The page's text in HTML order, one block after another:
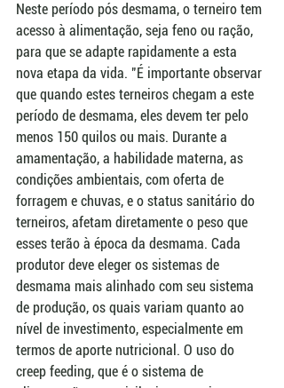
Neste período pós desmama, o terneiro tem
acesso à alimentação, seja feno ou ração,
para que se adapte rapidamente a esta
nova etapa da vida. "É importante observar
que quando estes terneiros chegam a este
período de desmama, eles devem ter pelo
menos 150 quilos ou mais. Durante a
amamentação, a habilidade materna, as
condições ambientais, com oferta de
forragem e chuvas, e o status sanitário do
terneiros, afetam diretamente o peso que
esses terão à época da desmama. Cada
produtor deve eleger os sistemas de
desmama mais alinhado com seu sistema
de produção, os quais variam quanto ao
nível de investimento, especialmente em
termos de aporte nutricional. O uso do
creep feeding, que é o sistema de